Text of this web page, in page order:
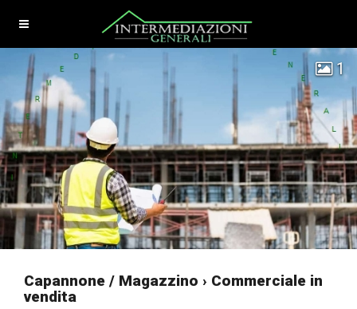
1
Capannone / Magazzino › Commerciale in
vendita